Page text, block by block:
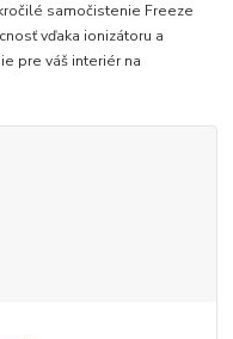
samočistenie Freeze
vďaka ionizátoru a
pre váš interiér na